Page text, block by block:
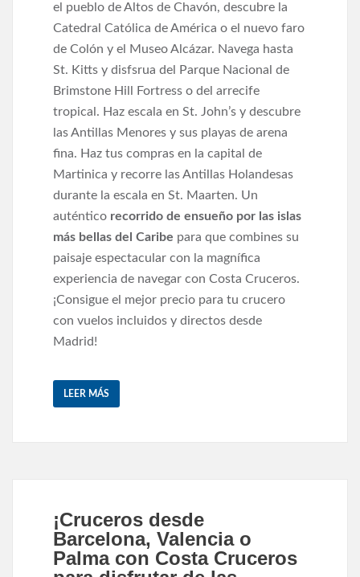
el pueblo de Altos de Chavón, descubre la
Catedral Católica de América o el nuevo faro
de Colón y el Museo Alcázar. Navega hasta
St. Kitts y disfsrua del Parque Nacional de
Brimstone Hill Fortress o del arrecife
tropical. Haz escala en St. John’s y descubre
las Antillas Menores y sus playas de arena
fina. Haz tus compras en la capital de
Martinica y recorre las Antillas Holandesas
durante la escala en St. Maarten. Un
auténtico recorrido de ensueño por las islas
más bellas del Caribe para que combines su
paisaje espectacular con la magnífica
experiencia de navegar con Costa Cruceros.
¡Consigue el mejor precio para tu crucero
con vuelos incluidos y directos desde
Madrid!
LEER MÁS
¡Cruceros desde
Barcelona, Valencia o
Palma con Costa Cruceros